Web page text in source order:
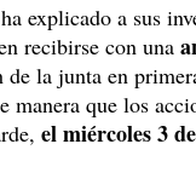
explicado a sus
recibirse con una
la junta en
manera que los
el miércoles 3